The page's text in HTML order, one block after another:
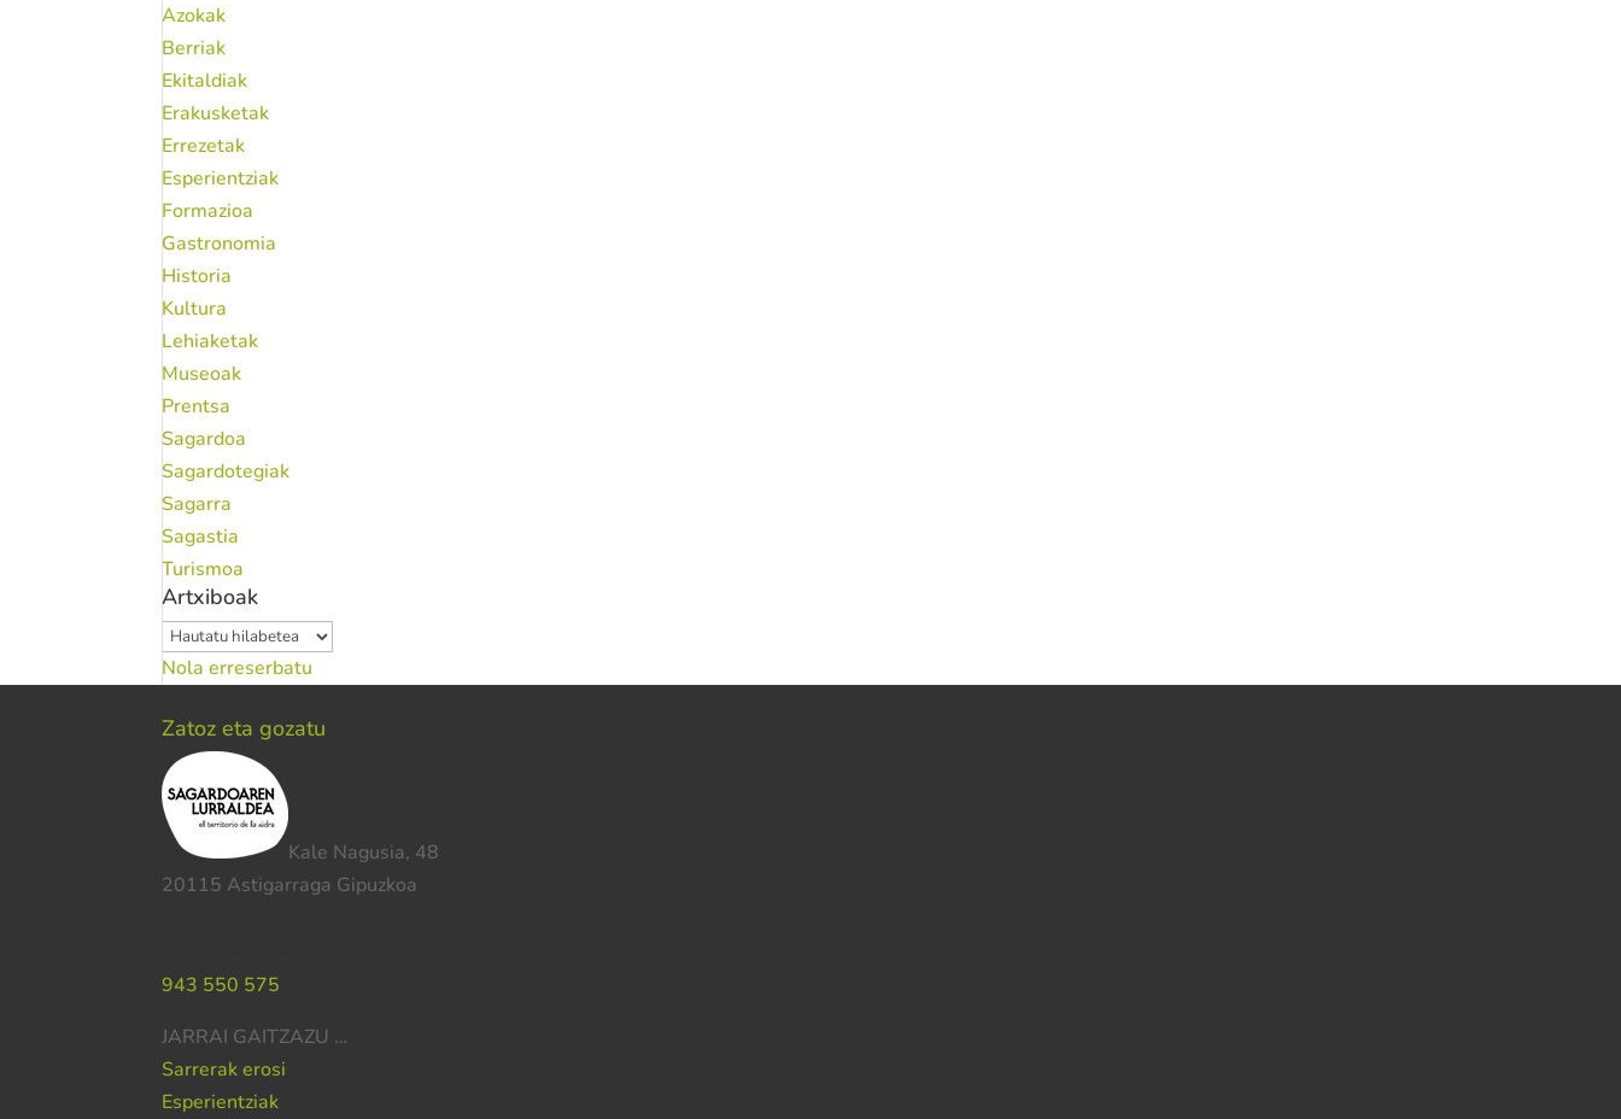
Azokak
Berriak
Ekitaldiak
Erakusketak
Errezetak
Esperientziak
Formazioa
Gastronomia
Historia
Kultura
Lehiaketak
Museoak
Prentsa
Sagardoa
Sagardotegiak
Sagarra
Sagastia
Turismoa
Artxiboak
Artxiboak
Nola erreserbatu
Zatoz eta gozatu
Kale Nagusia, 48
20115 Astigarraga Gipuzkoa
943 550 575
JARRAI GAITZAZU …
Sarrerak erosi
Esperientziak